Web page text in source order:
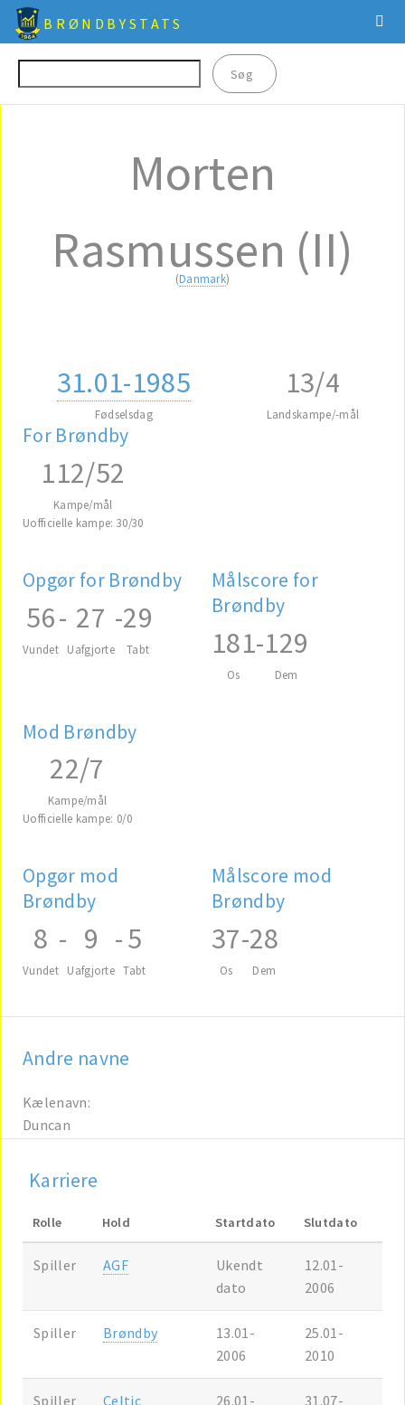
BRØNDBYSTATS
Morten
Rasmussen (II)
(Danmark)
31.01-1985
Fødselsdag
13/4
Landskampe/-mål
For Brøndby
112/52
Kampe/mål
Uofficielle kampe: 30/30
Opgør for Brøndby
56
Vundet
- 27
Uafgjorte
-29
Tabt
Målscore for
Brøndby
181
Os
-129
Dem
Mod Brøndby
22/7
Kampe/mål
Uofficielle kampe: 0/0
Opgør mod
Brøndby
8
Vundet
- 9
Uafgjorte
-5
Tabt
Målscore mod
Brøndby
37
Os
-28
Dem
Andre navne
Kælenavn:
Duncan
Karriere
Rolle Hold Startdato Slutdato
Spiller AGF
Ukendt
dato
12.01-
2006
Spiller Brøndby
13.01-
2006
25.01-
2010
Spiller Celtic
26.01-
31.07-